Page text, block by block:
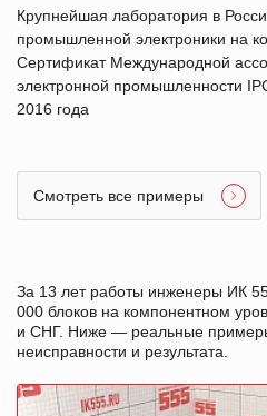
Крупнейшая лаборатория в
промышленной электроники на
Сертификат Международной
электронной промышленности
2016 года
Смотреть все примеры
За 13 лет работы инженеры ИК
000 блоков на компонентном
и СНГ. Ниже — реальные
неисправности и результата.